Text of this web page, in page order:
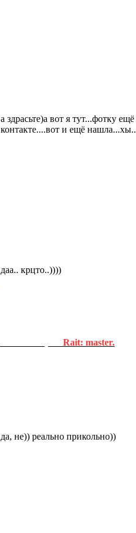
а здрасьте)а вот я тут...фотку
контакте....вот и ещё
даа.. крцто..))))
Rait: master.
да, не)) реально прикольно))